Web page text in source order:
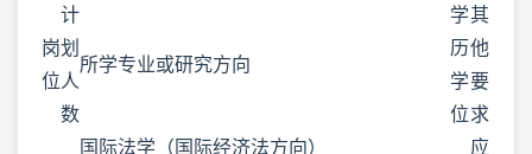
岗
位
计
划
人
数
所学专业或研究方向
学
历
学
位
其
他
要
求
国际法学（国际经济法方向）
应